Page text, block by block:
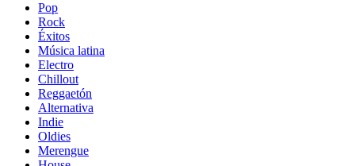
Pop
Rock
Éxitos
Música latina
Electro
Chillout
Reggaetón
Alternativa
Indie
Oldies
Merengue